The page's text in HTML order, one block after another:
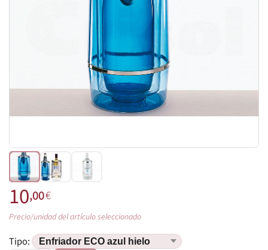
10,00€
Precio/unidad del artículo seleccionado
Tipo: